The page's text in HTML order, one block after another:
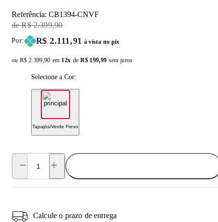
Referência: CB1394-CNVF
Original Price:
R$ 2.399,90
Por: Price:
R$ 2.111,91 à vista no pix
ou Original price:
R$ 2.399,90 em 12x de Installment price:
R$ 199,99 sem juros
Selecione a Cor:
Tapajós/Verde Frevo
Calcule o prazo de entrega